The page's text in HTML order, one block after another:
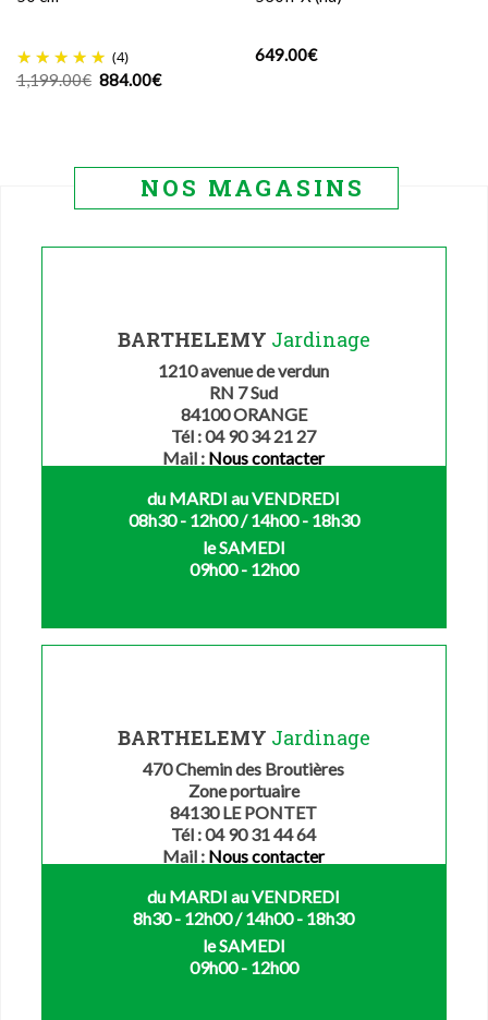
(4)
1,199.00€ Le
prix
884.00€Le
prix
649.00€
NOS MAGASINS
BARTHELEMY Jardinage
1210 avenue de verdun
RN 7 Sud
84100 ORANGE
Tél : 04 90 34 21 27
Mail : Nous contacter
du MARDI au VENDREDI
08h30 - 12h00 / 14h00 - 18h30
le SAMEDI
09h00 - 12h00
BARTHELEMY Jardinage
470 Chemin des Broutières
Zone portuaire
84130 LE PONTET
Tél : 04 90 31 44 64
Mail : Nous contacter
du MARDI au VENDREDI
8h30 - 12h00 / 14h00 - 18h30
le SAMEDI
09h00 - 12h00